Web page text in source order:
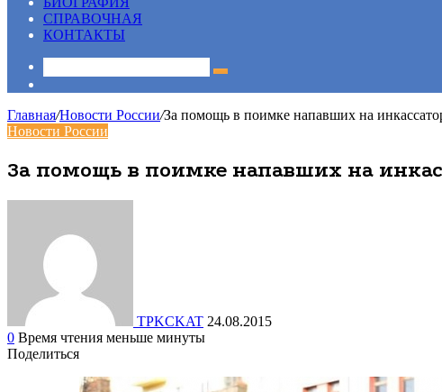
СПРАВОЧНАЯ
КОНТАКТЫ
Главная/Новости России/За помощь в поимке напавших на
Новости России
За помощь в поимке напавших на
TPKCKAT 24.08.2015
0 Время чтения меньше минуты
Поделиться